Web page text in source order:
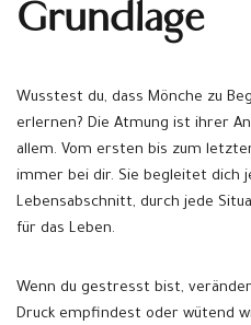
Grundlage
Wusstest du, dass Mönche zu
erlernen? Die Atmung ist ihrer
allem. Vom ersten bis zum
immer bei dir. Sie begleitet dich
Lebensabschnitt, durch jede
für das Leben.
Wenn du gestresst bist,
Druck empfindest oder wütend